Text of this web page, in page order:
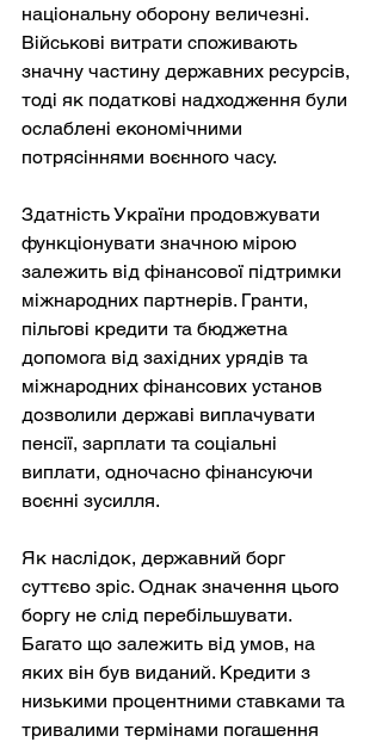
національну оборону величезні.
Військові витрати споживають
значну частину державних ресурсів,
тоді як податкові надходження були
ослаблені економічними
потрясіннями воєнного часу.
Здатність України продовжувати
функціонувати значною мірою
залежить від фінансової підтримки
міжнародних партнерів. Гранти,
пільгові кредити та бюджетна
допомога від західних урядів та
міжнародних фінансових установ
дозволили державі виплачувати
пенсії, зарплати та соціальні
виплати, одночасно фінансуючи
воєнні зусилля.
Як наслідок, державний борг
суттєво зріс. Однак значення цього
боргу не слід перебільшувати.
Багато що залежить від умов, на
яких він був виданий. Кредити з
низькими процентними ставками та
тривалими термінами погашення